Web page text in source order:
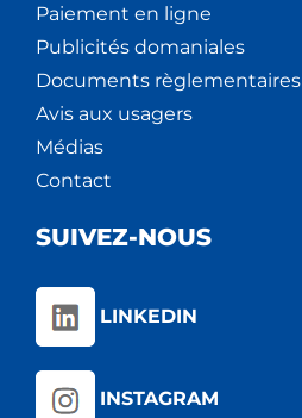
Paiement en ligne
Publicités domaniales
Documents règlementaires
Avis aux usagers
Médias
Contact
SUIVEZ-NOUS
LINKEDIN
INSTAGRAM